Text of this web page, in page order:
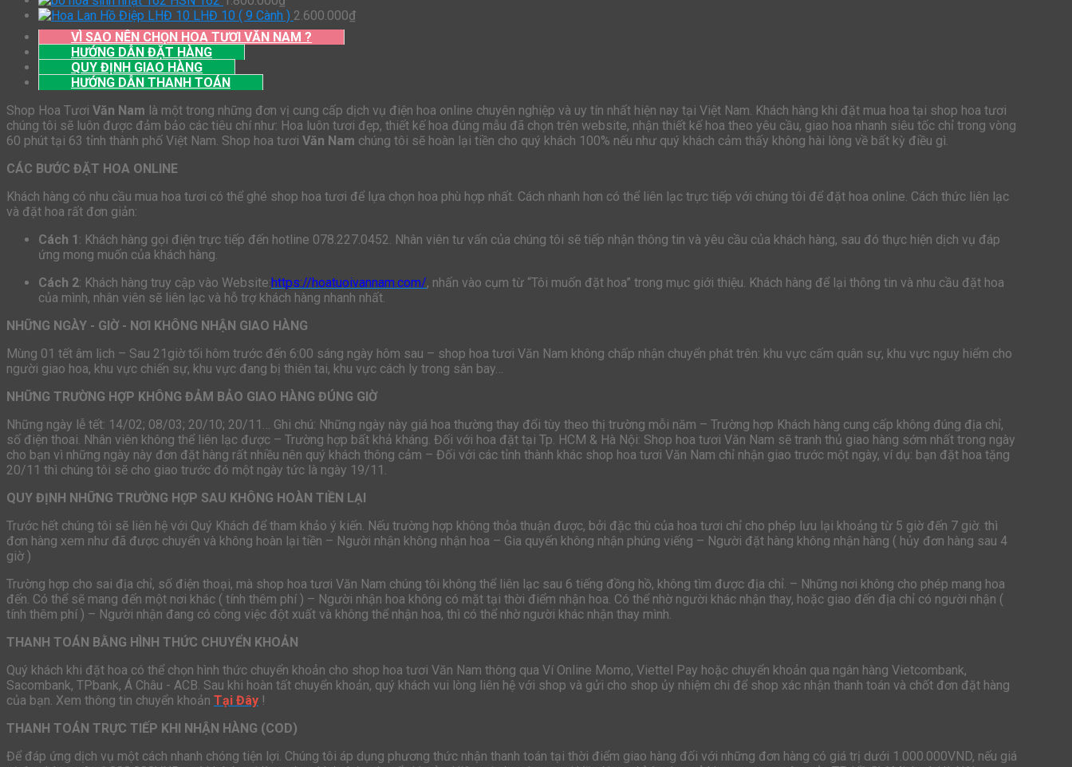
LHĐ 10 ( 9 Cành ) 2.600.000₫
VÌ SAO NÊN CHỌN HOA TƯƠI VĂN NAM ?
HƯỚNG DẪN ĐẶT HÀNG
QUY ĐỊNH GIAO HÀNG
HƯỚNG DẪN THANH TOÁN
Shop Hoa Tươi Văn Nam là một trong những đơn vị cung cấp dịch vụ điện hoa online chuyên nghiệp và uy tín nhất hiện nay tại Việt Nam. Khách hàng khi đặt mua hoa tại shop hoa tươi
chúng tôi sẽ luôn được đảm bảo các tiêu chí như: Hoa luôn tươi đẹp, thiết kế hoa đúng mẫu đã chọn trên website, nhận thiết kế hoa theo yêu cầu, giao hoa nhanh siêu tốc chỉ trong vòng
60 phút tại 63 tỉnh thành phố Việt Nam. Shop hoa tươi Văn Nam chúng tôi sẽ hoàn lại tiền cho quý khách 100% nếu như quý khách cảm thấy không hài lòng về bất kỳ điều gì.
CÁC BƯỚC ĐẶT HOA ONLINE
Khách hàng có nhu cầu mua hoa tươi có thể ghé shop hoa tươi để lựa chọn hoa phù hợp nhất. Cách nhanh hơn có thể liên lạc trực tiếp với chúng tôi để đặt hoa online. Cách thức liên lạc
và đặt hoa rất đơn giản:
Cách 1 : Khách hàng gọi điện trực tiếp đến hotline 078.227.0452. Nhân viên tư vấn của chúng tôi sẽ tiếp nhận thông tin và yêu cầu của khách hàng, sau đó thực hiện dịch vụ đáp
ứng mong muốn của khách hàng.
Cách 2: Khách hàng truy cập vào Website:https://hoatuoivannam.com/, nhấn vào cụm từ “Tôi muốn đặt hoa” trong mục giới thiệu. Khách hàng để lại thông tin và nhu cầu đặt hoa
của mình, nhân viên sẽ liên lạc và hỗ trợ khách hàng nhanh nhất.
NHỮNG NGÀY - GIỜ - NƠI KHÔNG NHẬN GIAO HÀNG
Mùng 01 tết âm lịch – Sau 21giờ tối hôm trước đến 6:00 sáng ngày hôm sau – shop hoa tươi Văn Nam không chấp nhận chuyển phát trên: khu vực cấm quân sự, khu vực nguy hiểm cho
người giao hoa, khu vực chiến sự, khu vực đang bị thiên tai, khu vực cách ly trong sân bay…
NHỮNG TRƯỜNG HỢP KHÔNG ĐẢM BẢO GIAO HÀNG ĐÚNG GIỜ
Những ngày lễ tết: 14/02; 08/03; 20/10; 20/11… Ghi chú: Những ngày này giá hoa thường thay đổi tùy theo thị trường mỗi năm – Trường hợp Khách hàng cung cấp không đúng địa chỉ,
số điện thoai. Nhân viên không thể liên lạc được – Trường hợp bất khả kháng. Đối với hoa đặt tại Tp. HCM & Hà Nội: Shop hoa tươi Văn Nam sẽ tranh thủ giao hàng sớm nhất trong ngày
cho bạn vì những ngày này đơn đặt hàng rất nhiều nên quý khách thông cảm – Đối với các tỉnh thành khác shop hoa tươi Văn Nam chỉ nhận giao trước một ngày, ví dụ: bạn đặt hoa tặng
20/11 thì chúng tôi sẽ cho giao trước đó một ngày tức là ngày 19/11.
QUY ĐỊNH NHỮNG TRƯỜNG HỢP SAU KHÔNG HOÀN TIỀN LẠI
Trước hết chúng tôi sẽ liên hệ với Quý Khách để tham khảo ý kiến. Nếu trường hợp không thỏa thuận được, bởi đặc thù của hoa tươi chỉ cho phép lưu lại khoảng từ 5 giờ đến 7 giờ. thì
đơn hàng xem như đã được chuyển và không hoàn lại tiền – Người nhận không nhận hoa – Gia quyến không nhận phúng viếng – Người đặt hàng không nhận hàng ( hủy đơn hàng sau 4
giờ )
Trường hợp cho sai địa chỉ, số điện thoại, mà shop hoa tươi Văn Nam chúng tôi không thể liên lạc sau 6 tiếng đồng hồ, không tìm được địa chỉ. – Những nơi không cho phép mang hoa
đến. Có thể sẽ mang đến một nơi khác ( tính thêm phí ) – Người nhận hoa không có mặt tại thời điểm nhận hoa. Có thể nhờ người khác nhận thay, hoặc giao đến địa chỉ có người nhận (
tính thêm phí ) – Người nhận đang có công việc đột xuất và không thể nhận hoa, thì có thể nhờ người khác nhận thay mình.
THANH TOÁN BẰNG HÌNH THỨC CHUYỂN KHOẢN
Quý khách khi đặt hoa có thể chọn hình thức chuyển khoản cho shop hoa tươi Văn Nam thông qua Ví Online Momo, Viettel Pay hoặc chuyển khoản qua ngân hàng Vietcombank,
Sacombank, TPbank, Á Châu - ACB. Sau khi hoàn tất chuyển khoản, quý khách vui lòng liên hệ với shop và gửi cho shop ủy nhiệm chi để shop xác nhận thanh toán và chốt đơn đặt hàng
của bạn. Xem thông tin chuyển khoản Tại Đây !
THANH TOÁN TRỰC TIẾP KHI NHẬN HÀNG (COD)
Để đáp ứng dịch vụ một cách nhanh chóng tiện lợi. Chúng tôi áp dụng phương thức nhận thanh toán tại thời điểm giao hàng đối với những đơn hàng có giá trị dưới 1.000.000VND, nếu giá